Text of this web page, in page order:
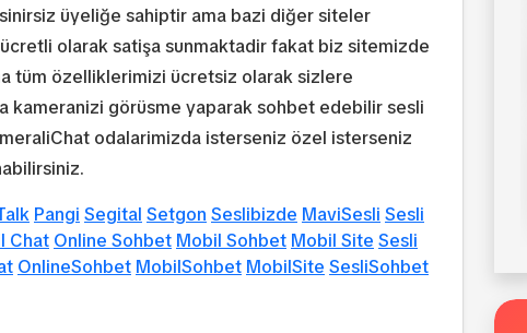
üyeliğe sahiptir ama bazi diğer siteler
olarak satişa sunmaktadir fakat biz sitemizde
tüm özelliklerimizi ücretsiz olarak sizlere
kameranizi görüsme yaparak sohbet edebilir sesli
odalarimizda isterseniz özel isterseniz
Pangi Segital Setgon Seslibizde MaviSesli Sesli
Chat Online Sohbet Mobil Sohbet Mobil Site Sesli
OnlineSohbet MobilSohbet MobilSite SesliSohbet